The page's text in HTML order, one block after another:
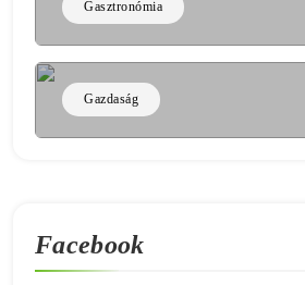
Gasztronómia
Gazdaság
Facebook